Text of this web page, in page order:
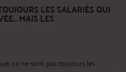
LES SALARIÉS QUI
MAIS LES
ce ne sont pas toujours les